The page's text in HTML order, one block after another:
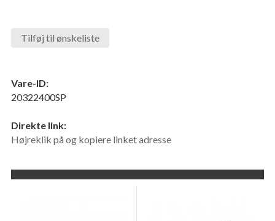
Tilføj til ønskeliste
Vare-ID:
20322400SP
Direkte link:
Højreklik på og kopiere linket adresse